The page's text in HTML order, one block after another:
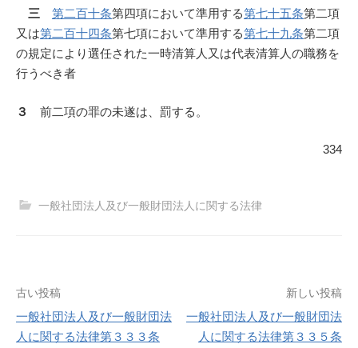
三 第二百十条第四項において準用する第七十五条第二項
又は第二百十四条第七項において準用する第七十九条第二項
の規定により選任された一時清算人又は代表清算人の職務を
行うべき者
３ 前二項の罪の未遂は、罰する。
334
一般社団法人及び一般財団法人に関する法律
投
稿
古い投稿
一般社団法人及び一般財団法
人に関する法律第３３３条
新しい投稿
一般社団法人及び一般財団法
人に関する法律第３３５条